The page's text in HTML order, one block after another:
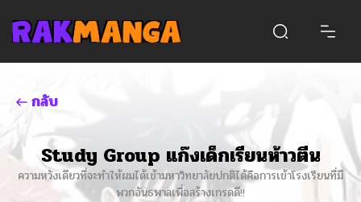
กลับ
Study Group แก๊งเด็กเรียนห้าวตีน
ความหวังเดียวที่จะทำให้ผมได้เข้ามหาวิทยาลัยปกติได้คือการเข้าโรงเรียนที่มี
พวกอันธพาลเพื่อสร้างเกรดดี!!